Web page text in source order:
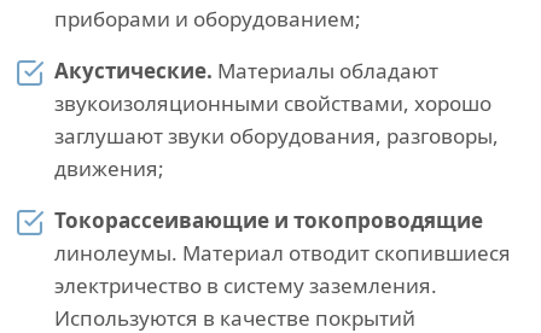
приборами и оборудованием;
Акустические. Материалы обладают
звукоизоляционными свойствами, хорошо
заглушают звуки оборудования, разговоры,
движения;
Токорассеивающие и токопроводящие
линолеумы. Материал отводит скопившиеся
электричество в систему заземления.
Используются в качестве покрытий